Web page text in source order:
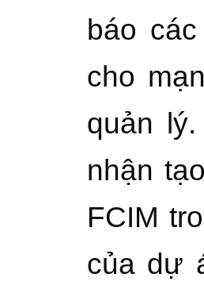
báo
cho
quản
nhận
FCIM
của dự